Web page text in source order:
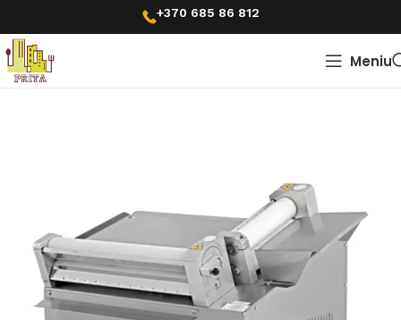
+370 685 86 812
Meniu